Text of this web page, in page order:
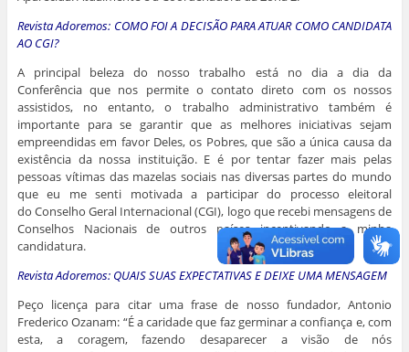
Revista Adoremos: COMO FOI A DECISÃO PARA ATUAR COMO CANDIDATA
AO CGI?
A principal beleza do nosso trabalho está no dia a dia da
Conferência que nos permite o contato direto com os nossos
assistidos, no entanto, o trabalho administrativo também é
importante para se garantir que as melhores iniciativas sejam
empreendidas em favor Deles, os Pobres, que são a única causa da
existência da nossa instituição. E é por tentar fazer mais pelas
pessoas vítimas das mazelas sociais nas diversas partes do mundo
que eu me senti motivada a participar do processo eleitoral
do Conselho Geral Internacional (CGI), logo que recebi mensagens de
Conselhos Nacionais de outros países incentivando a minha
candidatura.
Revista Adoremos: QUAIS SUAS EXPECTATIVAS E DEIXE UMA MENSAGEM
Peço licença para citar uma frase de nosso fundador, Antonio
Frederico Ozanam: “É a caridade que faz germinar a confiança e, com
esta, a coragem, fazendo desaparecer a visão de nós